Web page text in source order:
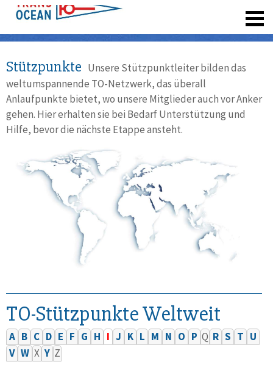
Stützpunkte Unsere Stützpunktleiter bilden das
weltumspannende TO-Netzwerk, das überall
Anlaufpunkte bietet, wo unsere Mitglieder auch vor Anker
gehen. Hier erhalten sie bei Bedarf Unterstützung und
Hilfe, bevor die nächste Etappe ansteht.
TO-Stützpunkte Weltweit
A B C D E F G H I J K L M N O P Q R S T U
V W X Y Z